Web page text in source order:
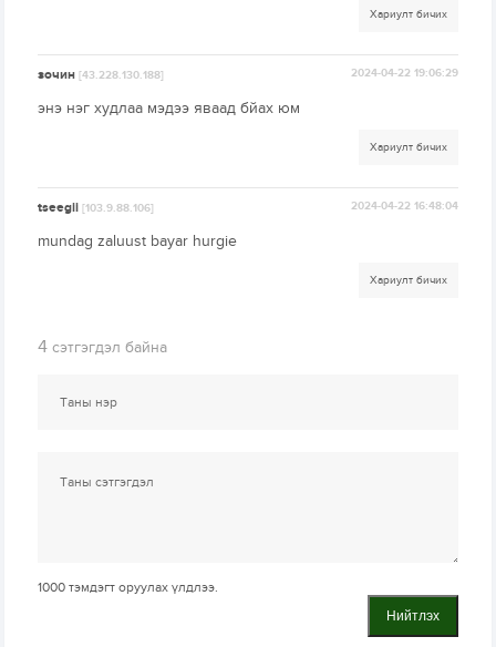
Хариулт бичих
зочин[43.228.130.188] 2024-04-22 19:06:29
энэ нэг худлаа мэдээ яваад бйах юм
Хариулт бичих
tseegii[103.9.88.106] 2024-04-22 16:48:04
mundag zaluust bayar hurgie
Хариулт бичих
4 сэтгэгдэл байна
1000 тэмдэгт оруулах үлдлээ.
Нийтлэх